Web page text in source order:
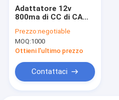
Adattatore 12v
800ma di CC di CA
elettrodomestici con
la spina di UE con
IEC61558
Prezzo:negotiable
MOQ:1000
Ottieni l'ultimo prezzo
Contattaci